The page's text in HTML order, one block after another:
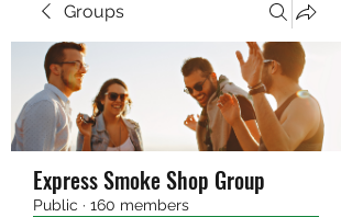
Groups
Express Smoke Shop Group
Public · 160 members